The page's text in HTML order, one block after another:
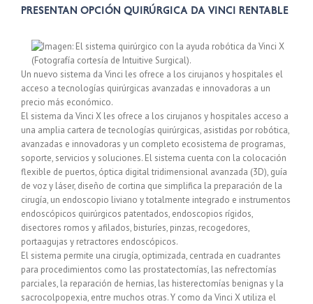
Presentan opción quirúrgica Da Vinci rentable
Un nuevo sistema da Vinci les ofrece a los cirujanos y hospitales el
acceso a tecnologías quirúrgicas avanzadas e innovadoras a un
precio más económico.
El sistema da Vinci X les ofrece a los cirujanos y hospitales acceso a
una amplia cartera de tecnologías quirúrgicas, asistidas por robótica,
avanzadas e innovadoras y un completo ecosistema de programas,
soporte, servicios y soluciones. El sistema cuenta con la colocación
flexible de puertos, óptica digital tridimensional avanzada (3D), guía
de voz y láser, diseño de cortina que simplifica la preparación de la
cirugía, un endoscopio liviano y totalmente integrado e instrumentos
endoscópicos quirúrgicos patentados, endoscopios rígidos,
disectores romos y afilados, bisturíes, pinzas, recogedores,
portaagujas y retractores endoscópicos.
El sistema permite una cirugía, optimizada, centrada en cuadrantes
para procedimientos como las prostatectomías, las nefrectomías
parciales, la reparación de hernias, las histerectomías benignas y la
sacrocolpopexia, entre muchos otras. Y como da Vinci X utiliza el